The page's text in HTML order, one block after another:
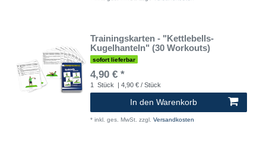
Trainingskarten - "Kettlebells-
Kugelhanteln" (30 Workouts)
sofort lieferbar
4,90 € *
1 Stück | 4,90 € / Stück
In den Warenkorb
* inkl. ges. MwSt. zzgl. Versandkosten